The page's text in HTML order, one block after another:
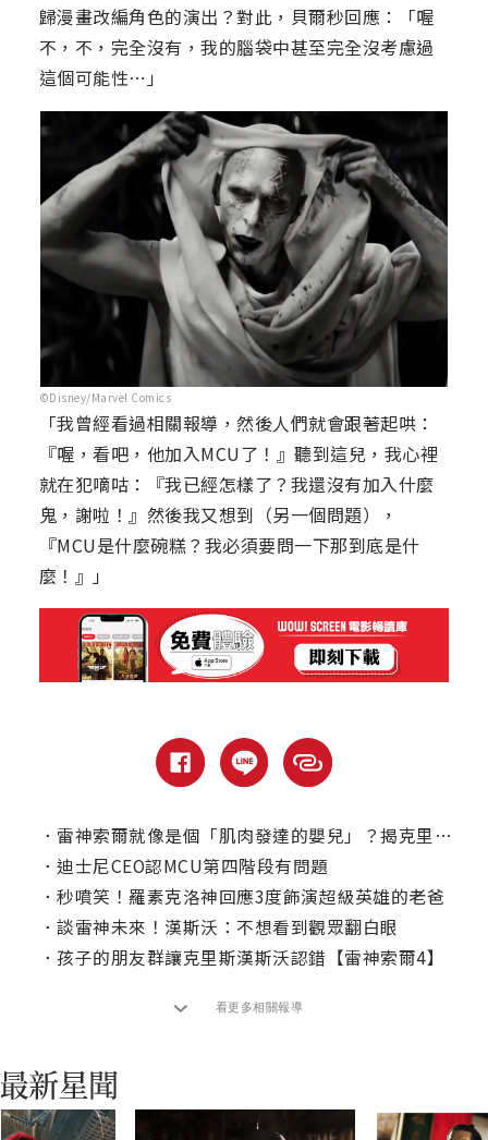
歸漫畫改編角色的演出？對此，貝爾秒回應：「喔
不，不，完全沒有，我的腦袋中甚至完全沒考慮過
這個可能性⋯」
©Disney/Marvel Comics
「我曾經看過相關報導，然後人們就會跟著起哄：
『喔，看吧，他加入MCU了！』聽到這兒，我心裡
就在犯嘀咕：『我已經怎樣了？我還沒有加入什麼
鬼，謝啦！』然後我又想到（另一個問題），
『MCU是什麼碗糕？我必須要問一下那到底是什
麼！』」
． 雷神索爾就像是個「肌肉發達的嬰兒」？揭克里斯漢斯沃幕後秘辛！
． 迪士尼CEO認MCU第四階段有問題
． 秒噴笑！羅素克洛神回應3度飾演超級英雄的老爸
． 談雷神未來！漢斯沃：不想看到觀眾翻白眼
． 孩子的朋友群讓克里斯漢斯沃認錯【雷神索爾4】
看更多相關報導